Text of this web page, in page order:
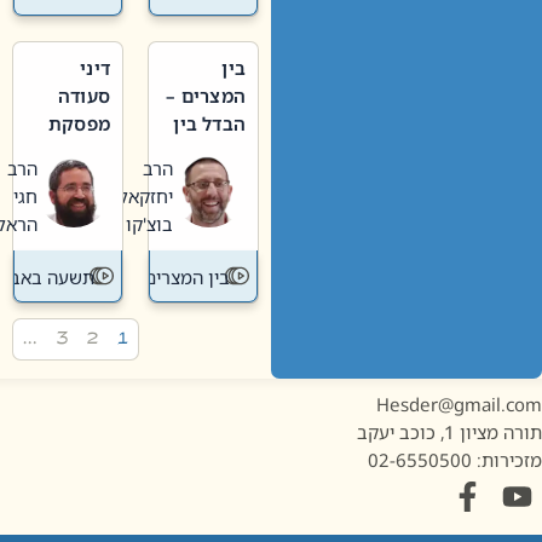
בין
המצרים –
הבדל בין
חדשה
לישנה
הרב
יחזקאל
בוצ'קו
בין המצרים
דיני
סעודה
מפסקת
תשעה
באב
הרב
חגי
הראל
תשעה באב
1, כוכב יעקב
02-6550500